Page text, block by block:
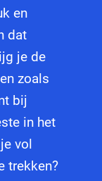
en
dat
je de
zoals
bij
in het
vol
trekken?